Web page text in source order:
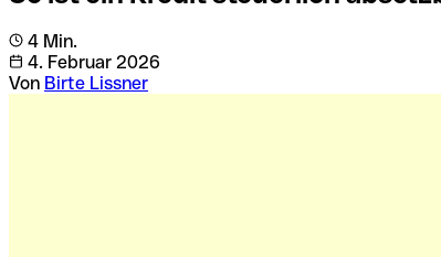
4 Min.
4. Februar 2026
Von Birte Lissner